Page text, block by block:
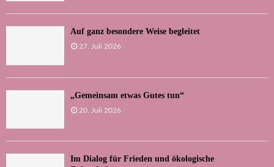
Auf ganz besondere Weise begleitet
27. Juli 2026
„Gemeinsam etwas Gutes tun“
20. Juli 2026
Im Dialog für Frieden und ökologische